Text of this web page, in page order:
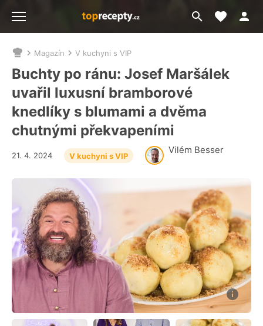
Přejít
na
Moje
Nacházíte
se
zde:
Magazín V kuchyni s VIP
Buchty po ránu: Josef Maršálek
uvařil luxusní bramborové
knedlíky s blumami a dvěma
chutnými překvapeními
Vilém Besser
21. 4. 2024 V kuchyni s VIP